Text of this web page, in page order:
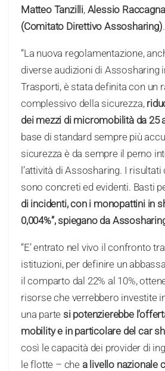
Matteo Tanzilli, Alessio Raccagna
(Comitato Direttivo Assosharing).
“La nuova regolamentazione,
diverse audizioni di Assosharing
Trasporti, è stata definita con un
complessivo della sicurezza,
dei mezzi di micromobilità da 25
base di standard sempre più
sicurezza è da sempre il perno
l’attività di Assosharing. I
sono concreti ed evidenti. Basti
di incidenti, con i monopattini in
0,004%”, spiegano da
“E’ entrato nel vivo il confronto
istituzioni, per definire un
il comparto dal 22% al 10%,
risorse che verrebbero investite
una parte si potenzierebbe
mobility e in particolare del car
così le capacità dei provider di
le flotte – che a livello nazionale